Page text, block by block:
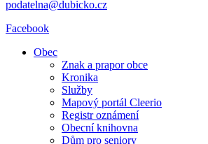
podatelna@dubicko.cz
Facebook
Obec
Znak a prapor obce
Kronika
Služby
Mapový portál Cleerio
Registr oznámení
Obecní knihovna
Dům pro seniory